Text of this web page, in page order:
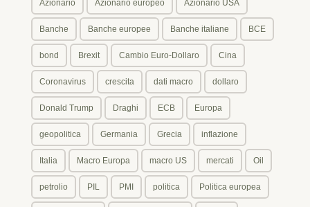
Azionario Azionario europeo Azionario USA
Banche Banche europee Banche italiane BCE
bond Brexit Cambio Euro-Dollaro Cina
Coronavirus crescita dati macro dollaro
Donald Trump Draghi ECB Europa
geopolitica Germania Grecia inflazione
Italia Macro Europa macro US mercati Oil
petrolio PIL PMI politica Politica europea